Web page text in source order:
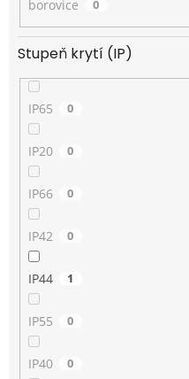
borovice 0
Stupeň krytí (IP)
IP65 0
IP20 0
IP66 0
IP42 0
IP44 1
IP55 0
IP40 0